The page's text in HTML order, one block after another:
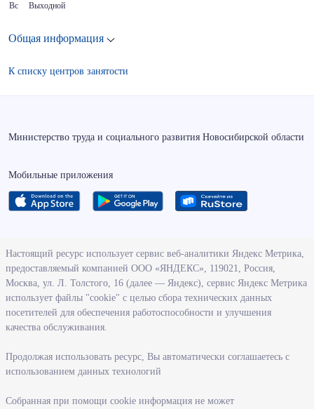
Вс
Выходной
Общая информация
К списку центров занятости
Министерство труда и социального развития Новосибирской области
Мобильные приложения
О ведомстве
Деятельность министерства труда и социального развития
Новосибирской области
Контрольно-надзорная деятельность министерства
Государственные программы, реализуемые министерством
Службы и учреждения, подведомственные министерству
Поступление на государственную гражданскую службу
Настоящий ресурс использует сервис веб-аналитики Яндекс Метрика,
предоставляемый компанией ООО «ЯНДЕКС», 119021, Россия,
Москва, ул. Л. Толстого, 16 (далее — Яндекс), сервис Яндекс Метрика
использует файлы "cookie" с целью сбора технических данных
посетителей для обеспечения работоспособности и улучшения
качества обслуживания.
Продолжая использовать ресурс, Вы автоматически соглашаетесь с
использованием данных технологий
Собранная при помощи cookie информация не может